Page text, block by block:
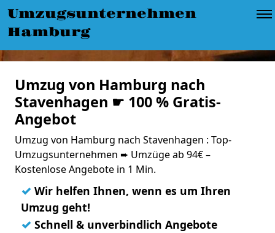
Umzugsunternehmen
Hamburg
Umzug von Hamburg nach
Stavenhagen ☛ 100 % Gratis-
Angebot
Umzug von Hamburg nach Stavenhagen : Top-
Umzugsunternehmen ➨ Umzüge ab 94€ –
Kostenlose Angebote in 1 Min.
✓ Wir helfen Ihnen, wenn es um Ihren
Umzug geht!
✓ Schnell & unverbindlich Angebote